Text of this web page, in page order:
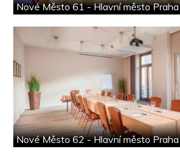
Nové Město 61 - Hlavní město Praha
Nové Město 62 - Hlavní město Praha